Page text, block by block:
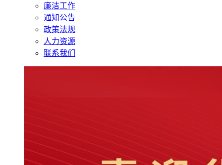
廉洁工作
通知公告
政策法规
人力资源
联系我们